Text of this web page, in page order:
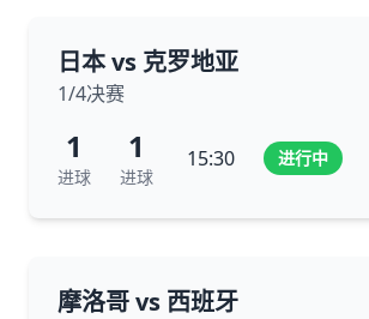
日本 vs 克罗地亚
1/4决赛
1
进球
1
进球
15:30 进行中
摩洛哥 vs 西班牙